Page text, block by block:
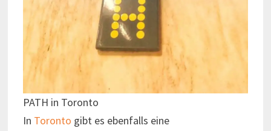
PATH in Toronto
In Toronto gibt es ebenfalls eine